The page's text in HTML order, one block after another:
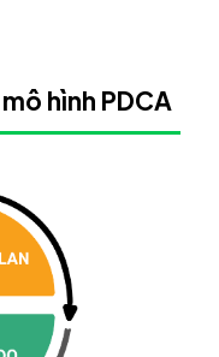
hình PDCA